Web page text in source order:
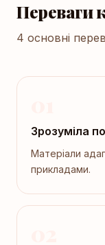
Переваги
4 основні
Зрозуміла
Матеріали
прикладами.